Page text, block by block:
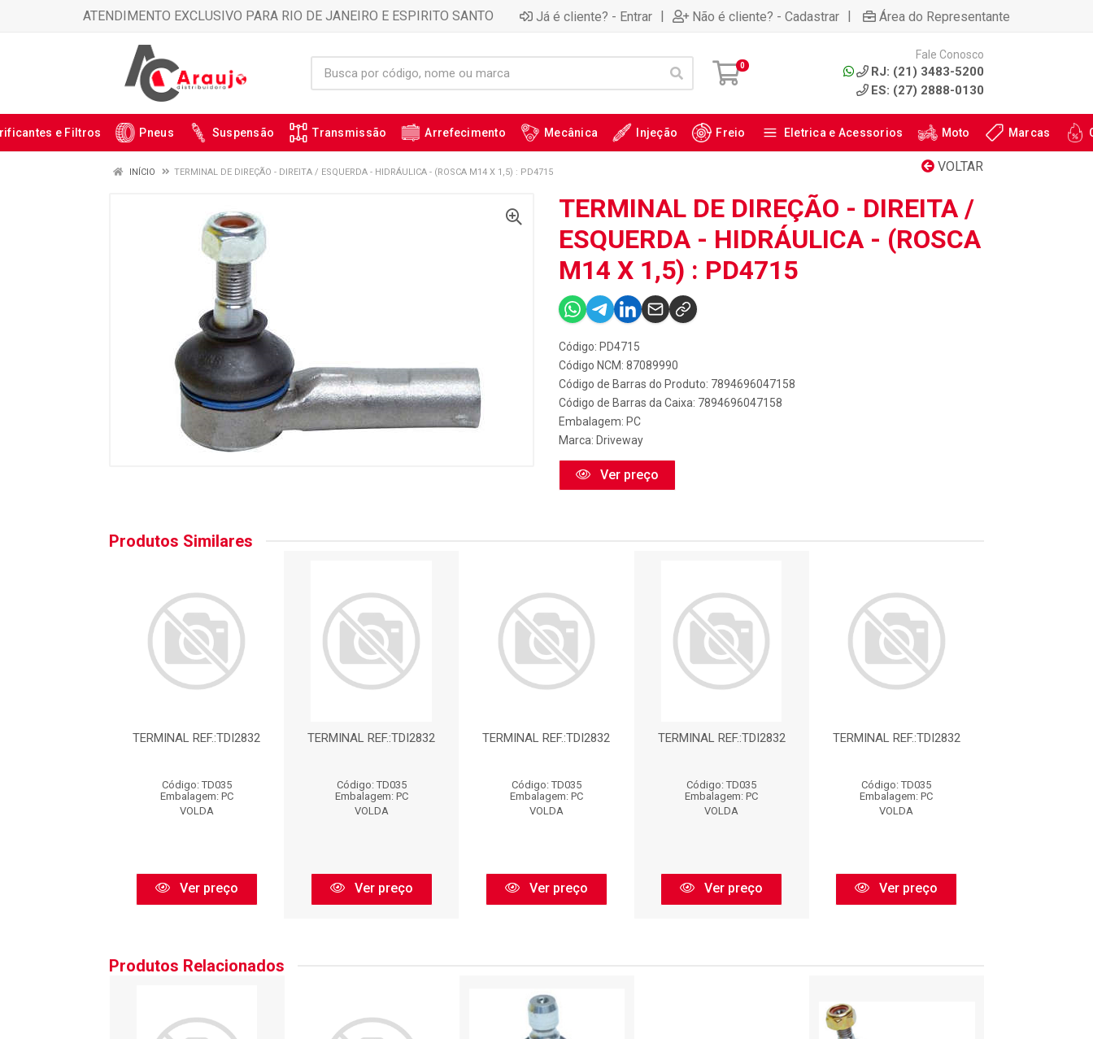
ATENDIMENTO EXCLUSIVO PARA RIO DE JANEIRO E ESPIRITO SANTO Já é cliente? - Entrar | Não é cliente? - Cadastrar | Área do Representante
0
Fale Conosco
RJ: (21) 3483-5200
ES: (27) 2888-0130
e Filtros Pneus Suspensão Transmissão Arrefecimento Mecânica Injeção Freio Eletrica e Acessorios Moto Marcas
VOLTAR
INÍCIO TERMINAL DE DIREÇÃO - DIREITA / ESQUERDA - HIDRÁULICA - (ROSCA M14 X 1,5) : PD4715
TERMINAL DE DIREÇÃO - DIREITA /
ESQUERDA - HIDRÁULICA - (ROSCA
M14 X 1,5) : PD4715
Código: PD4715
Código NCM: 87089990
Código de Barras do Produto: 7894696047158
Código de Barras da Caixa: 7894696047158
Embalagem: PC
Marca: Driveway
Ver preço
Produtos Similares
TERMINAL REF.:TDI2832
Código: TD035
Embalagem: PC
VOLDA
Ver preço
TERMINAL REF.:TDI2832
Código: TD035
Embalagem: PC
VOLDA
Ver preço
TERMINAL REF.:TDI2832
Código: TD035
Embalagem: PC
VOLDA
Ver preço
TERMINAL REF.:TDI2832
Código: TD035
Embalagem: PC
VOLDA
Ver preço
TERMINAL REF.:TDI2832
Código: TD035
Embalagem: PC
VOLDA
Ver preço
Produtos Relacionados